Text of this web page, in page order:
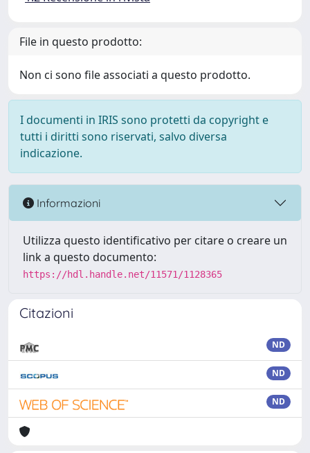
File in questo prodotto:
Non ci sono file associati a questo prodotto.
I documenti in IRIS sono protetti da copyright e
tutti i diritti sono riservati, salvo diversa
indicazione.
Informazioni
Utilizza questo identificativo per citare o creare un
link a questo documento:
https://hdl.handle.net/11571/1128365
Citazioni
ND
ND
ND